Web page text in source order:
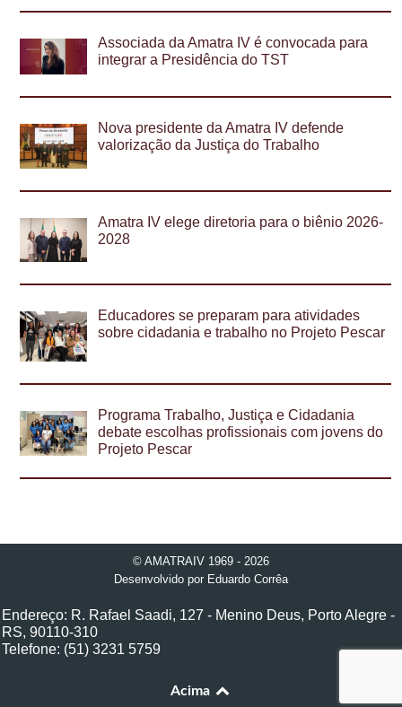
Associada da Amatra IV é convocada para
integrar a Presidência do TST
Nova presidente da Amatra IV defende
valorização da Justiça do Trabalho
Amatra IV elege diretoria para o biênio 2026-
2028
Educadores se preparam para atividades
sobre cidadania e trabalho no Projeto Pescar
Programa Trabalho, Justiça e Cidadania
debate escolhas profissionais com jovens do
Projeto Pescar
© AMATRAIV 1969 - 2026
Desenvolvido por Eduardo Corrêa
Endereço: R. Rafael Saadi, 127 - Menino Deus, Porto Alegre -
RS, 90110-310
Telefone: (51) 3231 5759
Acima